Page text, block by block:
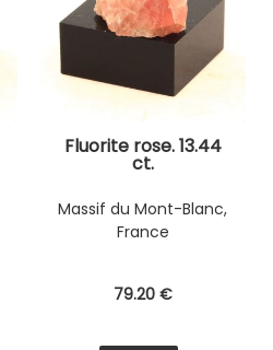
Fluorite rose. 13.44
ct.
Massif du Mont-Blanc,
France
79.20 €